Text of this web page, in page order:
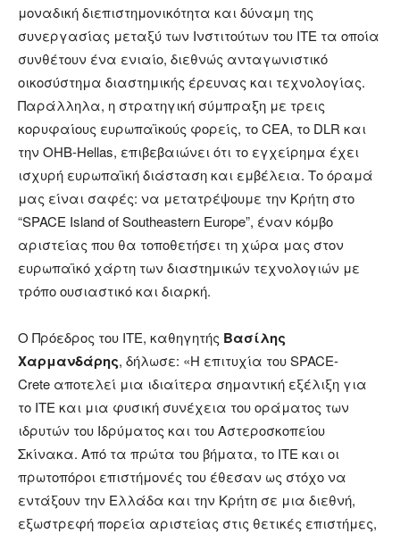
μοναδική διεπιστημονικότητα και δύναμη της
συνεργασίας μεταξύ των Ινστιτούτων του ΙΤΕ τα οποία
συνθέτουν ένα ενιαίο, διεθνώς ανταγωνιστικό
οικοσύστημα διαστημικής έρευνας και τεχνολογίας.
Παράλληλα, η στρατηγική σύμπραξη με τρεις
κορυφαίους ευρωπαϊκούς φορείς, το CEA, το DLR και
την OHB-Hellas, επιβεβαιώνει ότι το εγχείρημα έχει
ισχυρή ευρωπαϊκή διάσταση και εμβέλεια. Το όραμά
μας είναι σαφές: να μετατρέψουμε την Κρήτη στο
“SPACE Island of Southeastern Europe”, έναν κόμβο
αριστείας που θα τοποθετήσει τη χώρα μας στον
ευρωπαϊκό χάρτη των διαστημικών τεχνολογιών με
τρόπο ουσιαστικό και διαρκή.
Ο Πρόεδρος του ΙΤΕ, καθηγητής Βασίλης
Χαρμανδάρης, δήλωσε: «Η επιτυχία του SPACE-
Crete αποτελεί μια ιδιαίτερα σημαντική εξέλιξη για
το ΙΤΕ και μια φυσική συνέχεια του οράματος των
ιδρυτών του Ιδρύματος και του Αστεροσκοπείου
Σκίνακα. Από τα πρώτα του βήματα, το ΙΤΕ και οι
πρωτοπόροι επιστήμονές του έθεσαν ως στόχο να
εντάξουν την Ελλάδα και την Κρήτη σε μια διεθνή,
εξωστρεφή πορεία αριστείας στις θετικές επιστήμες,